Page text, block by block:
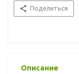
Поделиться
Описание